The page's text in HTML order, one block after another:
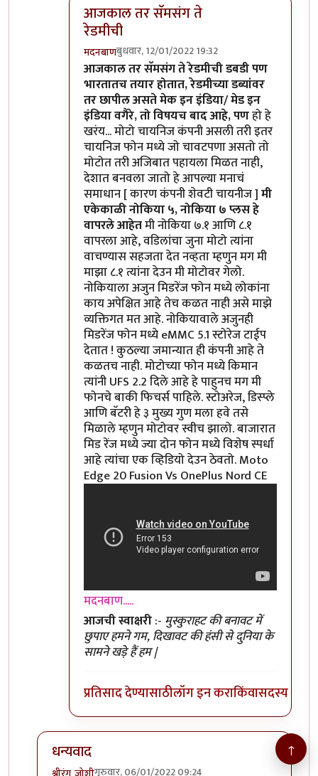
आजकाल तर सॅमसंग ते
रेडमीची
मदनबाणबुधवार, 12/01/2022 19:32
In reply toअसंच काही नाहीbyजेम्स वांड
आजकाल तर सॅमसंग ते रेडमीची डबडी पण
भारतातच तयार होतात, रेडमीच्या डब्यांवर
तर छापील असते मेक इन इंडिया/ मेड इन
इंडिया वगैरे, तो विषयच बाद आहे, पणहो हे
खरंय... मोटो चायनिज कंपनी असली तरी इतर
चायनिज फोन मध्ये जो चावटपणा असतो तो
मोटोत तरी अजिबात पहायला मिळत नाही,
देशात बनवला जातो हे आपल्या मनाचं
समाधान [ कारण कंपनी शेवटी चायनीज ]मी
एकेकाळी नोकिया ५, नोकिया ७ प्लस हे
वापरले आहेतमी नोकिया ७.१ आणि ८.१
वापरला आहे, वडिलांचा जुना मोटो त्यांना
वाचण्यास सहजता देत नव्हता म्हणुन मग मी
माझा ८.१ त्यांना देउन मी मोटोवर गेलो.
नोकियाला अजुन मिडरेंज फोन मध्ये लोकांना
काय अपेक्षित आहे तेच कळत नाही असे माझे
व्यक्तिगत मत आहे. नोकियावाले अजुनही
मिडरेंज फोन मध्ये eMMC 5.1 स्टोरेज टाईप
देतात ! कुठल्या जमान्यात ही कंपनी आहे ते
कळतच नाही. मोटोच्या फोन मध्ये किमान
त्यांनी UFS 2.2 दिले आहे हे पाहुनच मग मी
फोनचे बाकी फिचर्स पाहिले. स्टोअरेज, डिस्प्ले
आणि बॅटरी हे ३ मुख्य गुण मला हवे तसे
मिळाले म्हणुन मोटोवर स्वीच झालो. बाजारात
मिड रेंज मध्ये ज्या दोन फोन मध्ये विशेष स्पर्धा
आहे त्यांचा एक व्हिडियो देउन ठेवतो. Moto
Edge 20 Fusion Vs OnePlus Nord CE
मदनबाण.....
आजची स्वाक्षरी:- मुस्कुराहट की बनावट में
छुपाए हमने गम, दिखावट की हंसी से दुनिया के
सामने खड़े हैं हम |
प्रतिसाद देण्यासाठीलॉग इन कराकिंवासदस्य व्हा
धन्यवाद
गुरुवार, 06/01/2022 09:24
↑